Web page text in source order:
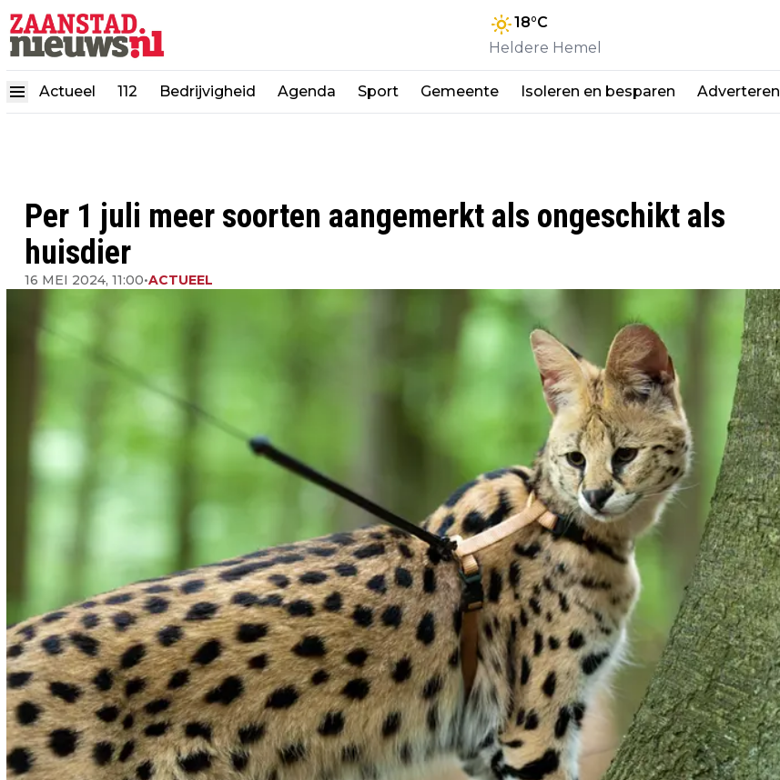
18°C
Heldere Hemel
Actueel 112 Bedrijvigheid Agenda Sport Gemeente Isoleren en besparen Adverteren
Per 1 juli meer soorten aangemerkt als ongeschikt als
huisdier
16 MEI 2024, 11:00•ACTUEEL